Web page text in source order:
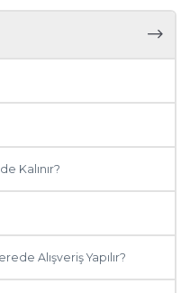
Kalınır?
Alışveriş Yapılır?